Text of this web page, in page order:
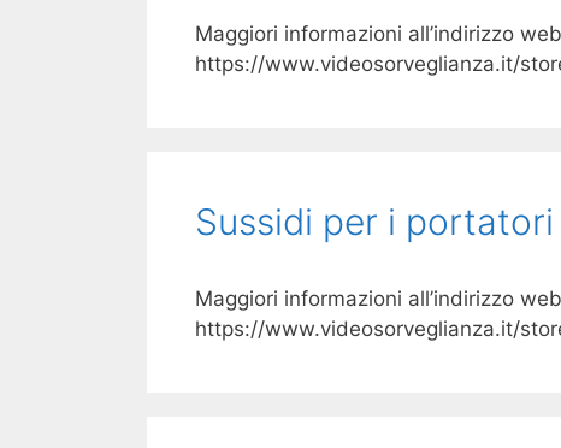
Maggiori informazioni all’indirizzo
https://www.videosorveglianza.it/
Sussidi per i
Maggiori informazioni all’indirizzo
https://www.videosorveglianza.it/